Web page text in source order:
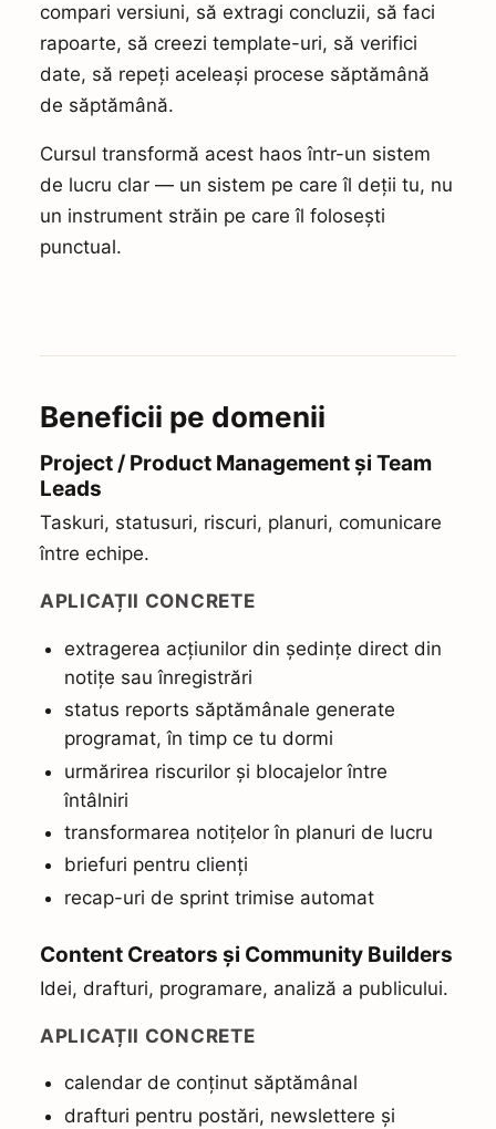
compari versiuni, să extragi concluzii, să faci
rapoarte, să creezi template-uri, să verifici
date, să repeți aceleași procese săptămână
de săptămână.
Cursul transformă acest haos într-un sistem
de lucru clar — un sistem pe care îl deții tu, nu
un instrument străin pe care îl folosești
punctual.
Beneficii pe domenii
Project / Product Management și Team
Leads
Taskuri, statusuri, riscuri, planuri, comunicare
între echipe.
APLICAȚII CONCRETE
extragerea acțiunilor din ședințe direct din
notițe sau înregistrări
status reports săptămânale generate
programat, în timp ce tu dormi
urmărirea riscurilor și blocajelor între
întâlniri
transformarea notițelor în planuri de lucru
briefuri pentru clienți
recap-uri de sprint trimise automat
Content Creators și Community Builders
Idei, drafturi, programare, analiză a publicului.
APLICAȚII CONCRETE
calendar de conținut săptămânal
drafturi pentru postări, newslettere și